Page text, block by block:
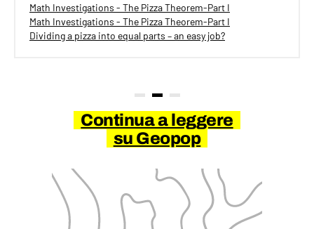
Math Investigations - The Pizza Theorem-Part I
Math Investigations - The Pizza Theorem-Part I
Dividing a pizza into equal parts – an easy job?
Continua a leggere
su Geopop